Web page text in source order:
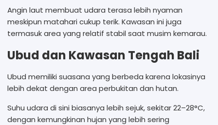
Angin laut membuat udara terasa lebih nyaman
meskipun matahari cukup terik. Kawasan ini juga
termasuk area yang relatif stabil saat musim kemarau.
Ubud dan Kawasan Tengah Bali
Ubud memiliki suasana yang berbeda karena lokasinya
lebih dekat dengan area perbukitan dan hutan.
Suhu udara di sini biasanya lebih sejuk, sekitar 22–28°C,
dengan kemungkinan hujan yang lebih sering